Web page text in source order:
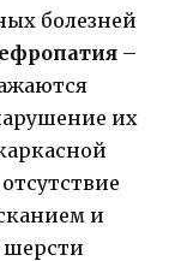
болезней
–
их
и
шерсти